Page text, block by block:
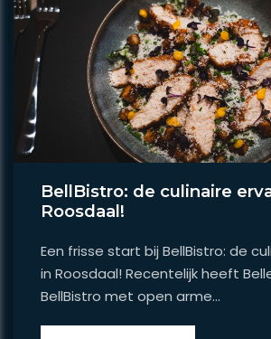
BellBistro: de culinaire
Roosdaal!
Een frisse start bij BellBistro: de
in Roosdaal! Recentelijk heeft
BellBistro met open arme...